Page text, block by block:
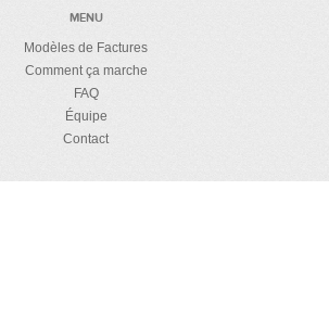
MENU
Modèles de Factures
Comment ça marche
FAQ
Équipe
Contact